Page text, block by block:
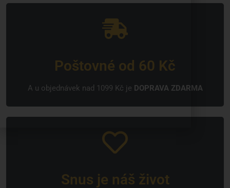
Poštovné od 60 Kč
A u objednávek nad 1099 Kč je DOPRAVA ZDARMA
Snus je náš život